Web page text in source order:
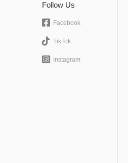
Follow Us
Facebook
TikTok
Instagram